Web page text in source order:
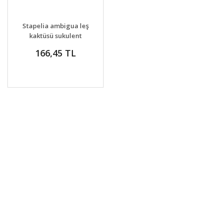
DETAYLAR
VER
Stapelia ambigua leş
kaktüsü sukulent
166,45 TL